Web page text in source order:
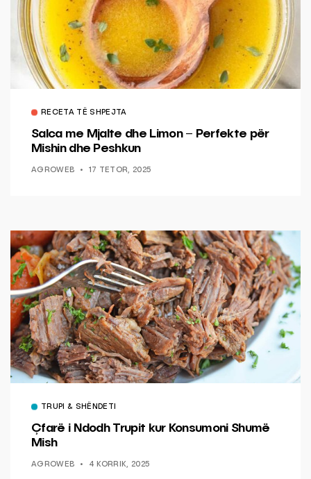
RECETA TË SHPEJTA
Salca me Mjalte dhe Limon – Perfekte për
Mishin dhe Peshkun
AGROWEB 17 TETOR, 2025
TRUPI & SHËNDETI
Çfarë i Ndodh Trupit kur Konsumoni Shumë
Mish
AGROWEB 4 KORRIK, 2025